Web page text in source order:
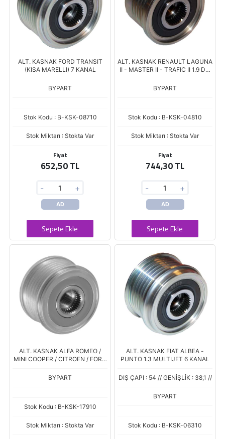
ALT. KASNAK FORD TRANSIT
(KISA MARELLI) 7 KANAL
BYPART
Stok Kodu : B-KSK-08710
Stok Miktarı : Stokta Var
Fiyat
652,50 TL
- +
AD
Sepete Ekle
ALT. KASNAK RENAULT LAGUNA
II - MASTER II - TRAFIC II 1.9 DTI
BYPART
Stok Kodu : B-KSK-04810
Stok Miktarı : Stokta Var
Fiyat
744,30 TL
- +
AD
Sepete Ekle
ALT. KASNAK ALFA ROMEO /
MINI COOPER / CITROEN / FORD
PEUGEOT 6 KANAL
BYPART
Stok Kodu : B-KSK-17910
Stok Miktarı : Stokta Var
ALT. KASNAK FIAT ALBEA -
PUNTO 1.3 MULTIJET 6 KANAL
DIŞ ÇAPI : 54 // GENİŞLİK : 38,1 //
BYPART
Stok Kodu : B-KSK-06310